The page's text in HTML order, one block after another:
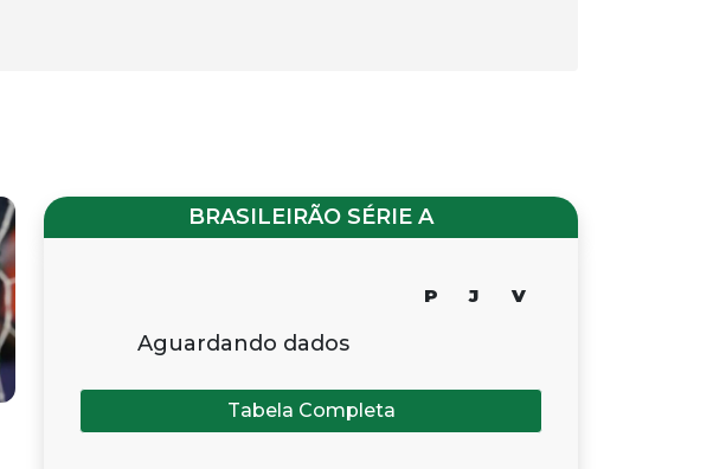
BRASILEIRÃO SÉRIE A
P J V
Aguardando dados
Tabela Completa